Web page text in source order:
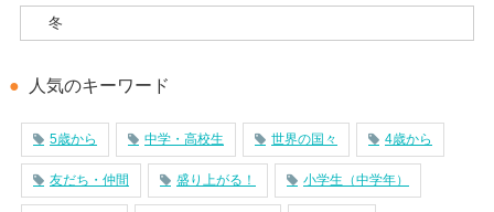
人気のキーワード
5歳から 中学・高校生 世界の国々 4歳から
友だち・仲間 盛り上がる！ 小学生（中学年）